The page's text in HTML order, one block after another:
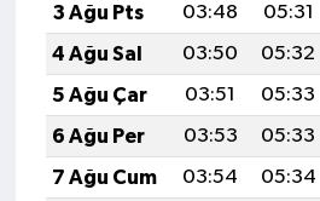
3 Ağu Pts
03:48 05:31
4 Ağu Sal
03:50 05:32
5 Ağu Çar
03:51 05:33
6 Ağu Per
03:53 05:33
7 Ağu Cum
03:54 05:34